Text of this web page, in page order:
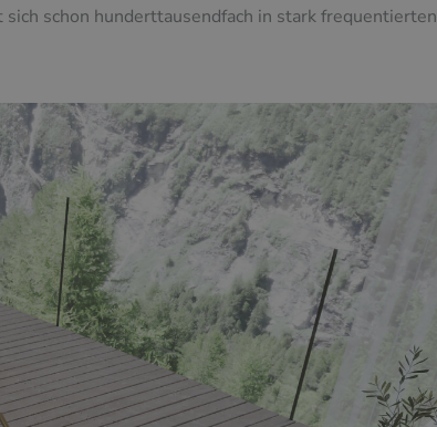
schon hunderttausendfach in stark frequentierten